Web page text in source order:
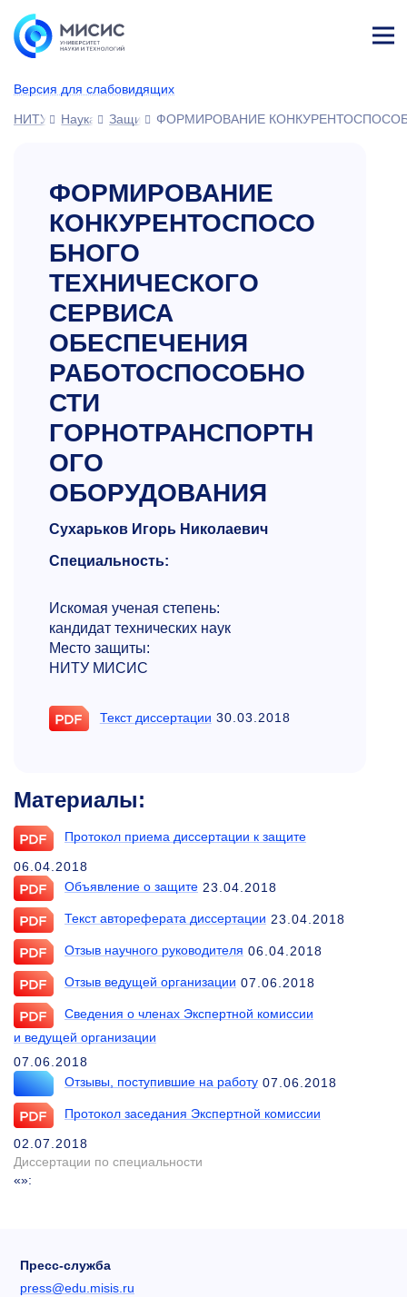
Версия для слабовидящих
ине
НИТУ МИСИС
Наука Защиты диссертаций
ФОРМИРОВАНИЕ
ФОРМИРОВАНИЕ
КОНКУРЕНТОСПОСО
БНОГО
ТЕХНИЧЕСКОГО
СЕРВИСА
ОБЕСПЕЧЕНИЯ
РАБОТОСПОСОБНО
СТИ
ГОРНОТРАНСПОРТН
ОГО
ОБОРУДОВАНИЯ
Сухарьков Игорь Николаевич
Специальность:
Искомая ученая степень:
кандидат технических наук
Место защиты:
НИТУ МИСИС
Текст диссертации 30.03.2018
Материалы:
Протокол приема диссертации к защите
06.04.2018
Объявление о защите 23.04.2018
Текст автореферата диссертации 23.04.2018
Отзыв научного руководителя 06.04.2018
Отзыв ведущей организации 07.06.2018
Сведения о членах Экспертной комиссии
и ведущей организации
07.06.2018
Отзывы, поступившие на работу 07.06.2018
Протокол заседания Экспертной комиссии
02.07.2018
Диссертации по специальности
«»:
Пресс-служба
press@edu.misis.ru